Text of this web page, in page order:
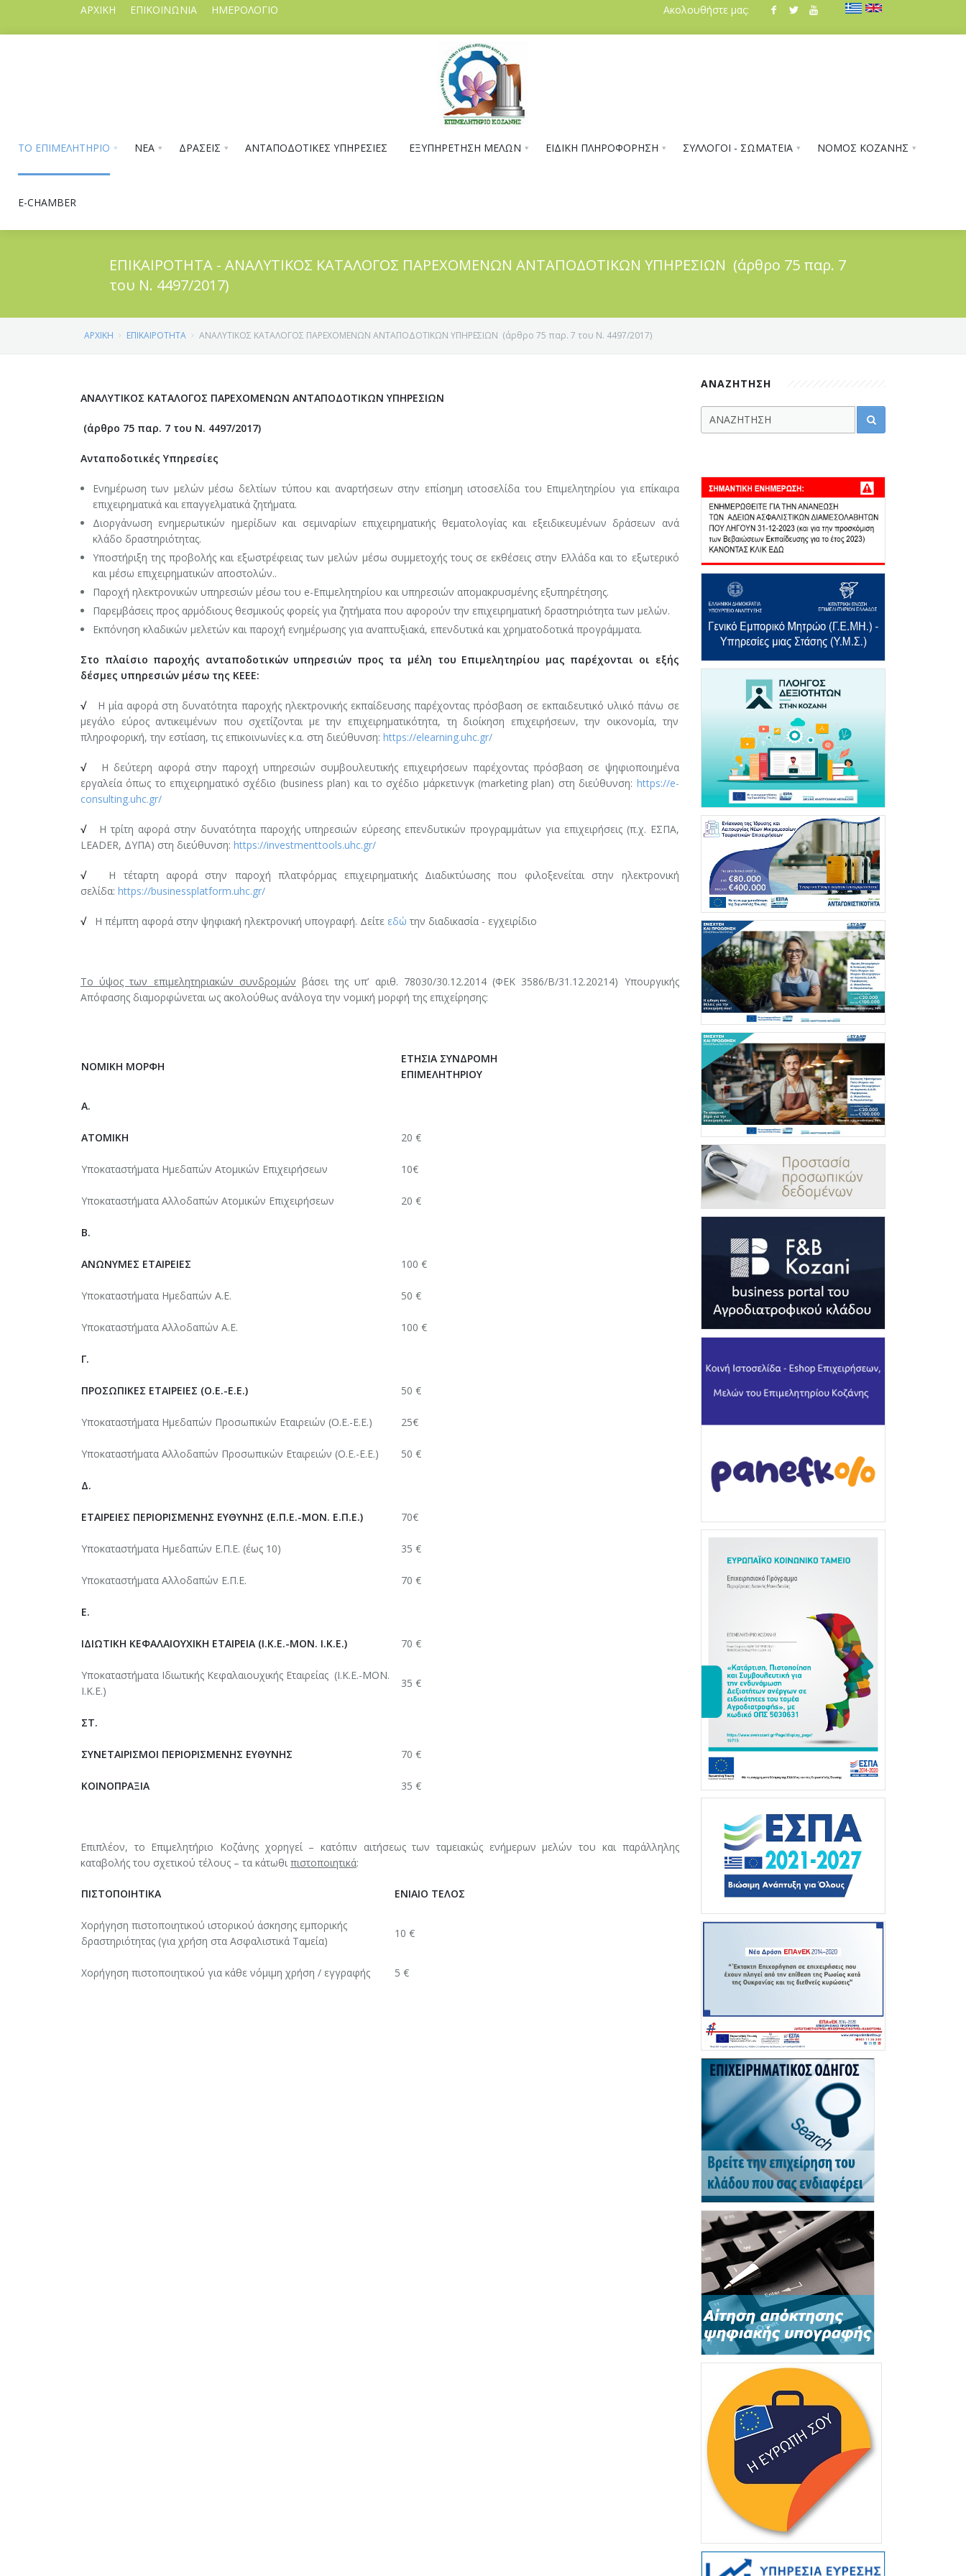
ΑΡΧΙΚΗ ΕΠΙΚΟΙΝΩΝΙΑ ΗΜΕΡΟΛΟΓΙΟ Ακολουθήστε μας:
ΤΟ ΕΠΙΜΕΛΗΤΗΡΙΟ ΝΕΑ ΔΡΑΣΕΙΣ ΑΝΤΑΠΟΔΟΤΙΚΕΣ ΥΠΗΡΕΣΙΕΣ ΕΞΥΠΗΡΕΤΗΣΗ ΜΕΛΩΝ ΕΙΔΙΚΗ ΠΛΗΡΟΦΟΡΗΣΗ ΣΥΛΛΟΓΟΙ - ΣΩΜΑΤΕΙΑ ΝΟΜΟΣ ΚΟΖΑΝΗΣ
E-CHAMBER
ΧΑΙΡΕΤΙΣΜΟΣ ΠΡΟΕΔΡΟΥ ΕΠΙΜΕΛΗΤΗΡΙΟΥ ΚΟΖΑΝΗΣ
ΦΩΤΟΓΡΑΦΙΕΣ ΕΠΙΜΕΛΗΤΗΡΙΟΥ Ν. ΚΟΖΑΝΗΣ
ΤΟ ΕΠΙΜΕΛΗΤΗΡΙΟ, ΤΑ ΠΡΟΙΟΝΤΑ ΜΑΣ, Ο ΤΟΠΟΣ ΜΑΣ
ΔΙΟΙΚΗΣΗ – ΟΡΓΑΝΩΤΙΚΗ ΔΟΜΗ
ΤΜΗΜΑΤΑ ΕΠΙΜΕΛΗΤΗΡΙΟΥ
ΣΚΟΠΟΣ - ΑΡΜΟΔΙΟΤΗΤΕΣ
ΑΦΙΕΡΩΜΑΤΑ
ΕΠΙΜΕΛΗΤΗΡΙΑΚΑ ΝΕΑ
ΕΦΗΜΕΡΙΔΑ ΕΠΙΜΕΛΗΤΗΡΙΟΥ
ΕΚΔΗΛΩΣΕΙΣ - ΗΜΕΡΙΔΕΣ
ΕΚΘΕΣΕΙΣ - ΕΠΙΧΕΙΡΗΜΑΤΙΚΕΣ ΑΠΟΣΤΟΛΕΣ
ΣΕΜΙΝΑΡΙΑ
ΕΡΓΑ ΚΑΙ ΠΡΟΓΡΑΜΜΑΤΑ
ΕΞΥΠΗΡΕΤΗΣΗ ΜΕΛΩΝ
ΑΣΦΑΛΙΣΤΕΣ-ΜΕΣΙΤΕΣ ΑΚΙΝΗΤΩΝ
Υπηρεσία Μιας Στάσης (ΥΜΣ)
Αναζήτηση Δεδομένων Γ.Ε.ΜΗ
Ιδιωτική Κεφαλαιουχική Εταιρεία (Ι.Κ.Ε.).
Αυτοαπογραφή Επιχειρήσεων στο Γ.Ε.Μ.Η.
ΕΙΔΙΚΗ ΠΛΗΡΟΦΟΡΗΣΗ
ΠΕΡΙΦΕΡΕΙΑ ΔΥΤΙΚΗΣ ΜΑΚΕΔΟΝΙΑΣ
ΠΕΡΙΦΕΡΕΙΑ ΔΥΤΙΚΗΣ ΜΑΚΕΔΟΝΙΑΣ
ΤΙ ΕΙΝΑΙ Η ΑΕΠΕ Ν. ΚΟΖΑΝΗΣ
ΔΗΜΙΟΥΡΓΙΑ ΔΩΡΕΑΝ ΙΣΤΟΣΕΛΙΔΑΣ ΓΙΑ ΤΑ ΜΕΛΗ ΤΟΥ ΕΒΕ ΚΟΖΑΝΗΣ
ΣΥΛΛΟΓΟΙ - ΣΩΜΑΤΕΙΑ
ΣΥΝΔΕΣΜΟΙ
ΟΜΟΣΠΟΝΔΙΕΣ
ΣΩΜΑΤΕΙΑ
ΣΥΛΛΟΓΟΙ
ΕΚΘΕΣΕΙΣ - ΕΠΙΧΕΙΡΗΜΑΤΙΚΕΣ ΑΠΟΣΤΟΛΕΣ
ΝΟΜΟΣ ΚΟΖΑΝΗΣ
Η ΕΠΙΧΕΙΡΗΜΑΤΙΚΟΤΗΤΑ ΣΤΟΝ ΝΟΜΟ
Ο ΝΟΜΟΣ ΚΟΖΑΝΗΣ
ΕΠΙΚΑΙΡΟΤΗΤΑ - ΑΝΑΛΥΤΙΚΟΣ ΚΑΤΑΛΟΓΟΣ ΠΑΡΕΧΟΜΕΝΩΝ ΑΝΤΑΠΟΔΟΤΙΚΩΝ ΥΠΗΡΕΣΙΩΝ (άρθρο 75 παρ. 7
του Ν. 4497/2017)
ΑΡΧΙΚΗ ΕΠΙΚΑΙΡΟΤΗΤΑ ΑΝΑΛΥΤΙΚΟΣ ΚΑΤΑΛΟΓΟΣ ΠΑΡΕΧΟΜΕΝΩΝ ΑΝΤΑΠΟΔΟΤΙΚΩΝ ΥΠΗΡΕΣΙΩΝ (άρθρο 75 παρ. 7 του Ν. 4497/2017)
ΑΝΑΛΥΤΙΚΟΣ ΚΑΤΑΛΟΓΟΣ ΠΑΡΕΧΟΜΕΝΩΝ ΑΝΤΑΠΟΔΟΤΙΚΩΝ ΥΠΗΡΕΣΙΩΝ
(άρθρο 75 παρ. 7 του Ν. 4497/2017)
Ανταποδοτικές Υπηρεσίες
Ενημέρωση των μελών μέσω δελτίων τύπου και αναρτήσεων στην επίσημη ιστοσελίδα του Επιμελητηρίου για επίκαιρα
επιχειρηματικά και επαγγελματικά ζητήματα.
Διοργάνωση ενημερωτικών ημερίδων και σεμιναρίων επιχειρηματικής θεματολογίας και εξειδικευμένων δράσεων ανά
κλάδο δραστηριότητας.
Υποστήριξη της προβολής και εξωστρέφειας των μελών μέσω συμμετοχής τους σε εκθέσεις στην Ελλάδα και το εξωτερικό
και μέσω επιχειρηματικών αποστολών..
Παροχή ηλεκτρονικών υπηρεσιών μέσω του e-Επιμελητηρίου και υπηρεσιών απομακρυσμένης εξυπηρέτησης.
Παρεμβάσεις προς αρμόδιους θεσμικούς φορείς για ζητήματα που αφορούν την επιχειρηματική δραστηριότητα των μελών.
Εκπόνηση κλαδικών μελετών και παροχή ενημέρωσης για αναπτυξιακά, επενδυτικά και χρηματοδοτικά προγράμματα.
Στο πλαίσιο παροχής ανταποδοτικών υπηρεσιών προς τα μέλη του Επιμελητηρίου μας παρέχονται οι εξής
δέσμες υπηρεσιών μέσω της ΚΕΕΕ:
√ Η μία αφορά στη δυνατότητα παροχής ηλεκτρονικής εκπαίδευσης παρέχοντας πρόσβαση σε εκπαιδευτικό υλικό πάνω σε
μεγάλο εύρος αντικειμένων που σχετίζονται με την επιχειρηματικότητα, τη διοίκηση επιχειρήσεων, την οικονομία, την
πληροφορική, την εστίαση, τις επικοινωνίες κ.α. στη διεύθυνση: https://elearning.uhc.gr/
√ H δεύτερη αφορά στην παροχή υπηρεσιών συμβουλευτικής επιχειρήσεων παρέχοντας πρόσβαση σε ψηφιοποιημένα
εργαλεία όπως το επιχειρηματικό σχέδιο (business plan) και το σχέδιο μάρκετινγκ (marketing plan) στη διεύθυνση: https://e-
consulting.uhc.gr/
√ H τρίτη αφορά στην δυνατότητα παροχής υπηρεσιών εύρεσης επενδυτικών προγραμμάτων για επιχειρήσεις (π.χ. ΕΣΠΑ,
LEADER, ΔΥΠΑ) στη διεύθυνση: https://investmenttools.uhc.gr/
√ H τέταρτη αφορά στην παροχή πλατφόρμας επιχειρηματικής Διαδικτύωσης που φιλοξενείται στην ηλεκτρονική
σελίδα: https://businessplatform.uhc.gr/
√ H πέμπτη αφορά στην ψηφιακή ηλεκτρονική υπογραφή. Δείτε εδώ την διαδικασία - εγχειρίδιο
Το ύψος των επιμελητηριακών συνδρομών βάσει της υπ’ αριθ. 78030/30.12.2014 (ΦΕΚ 3586/Β/31.12.20214) Υπουργικής
Απόφασης διαμορφώνεται ως ακολούθως ανάλογα την νομική μορφή της επιχείρησης:
ΝΟΜΙΚΗ ΜΟΡΦΗ
ΕΤΗΣΙΑ ΣΥΝΔΡΟΜΗ
ΕΠΙΜΕΛΗΤΗΡΙΟΥ
Α.
ΑΤΟΜΙΚΗ 20 €
Υποκαταστήματα Ημεδαπών Ατομικών Επιχειρήσεων 10€
Υποκαταστήματα Αλλοδαπών Ατομικών Επιχειρήσεων 20 €
Β.
ΑΝΩΝΥΜΕΣ ΕΤΑΙΡΕΙΕΣ 100 €
Υποκαταστήματα Ημεδαπών Α.Ε. 50 €
Υποκαταστήματα Αλλοδαπών Α.Ε. 100 €
Γ.
ΠΡΟΣΩΠΙΚΕΣ ΕΤΑΙΡΕΙΕΣ (Ο.Ε.-Ε.Ε.) 50 €
Υποκαταστήματα Ημεδαπών Προσωπικών Εταιρειών (Ο.Ε.-Ε.Ε.) 25€
Υποκαταστήματα Αλλοδαπών Προσωπικών Εταιρειών (Ο.Ε.-Ε.Ε.) 50 €
Δ.
ΕΤΑΙΡΕΙΕΣ ΠΕΡΙΟΡΙΣΜΕΝΗΣ ΕΥΘΥΝΗΣ (Ε.Π.Ε.-ΜΟΝ. Ε.Π.Ε.) 70€
Υποκαταστήματα Ημεδαπών Ε.Π.Ε. (έως 10) 35 €
Υποκαταστήματα Αλλοδαπών Ε.Π.Ε. 70 €
Ε.
ΙΔΙΩΤΙΚΗ ΚΕΦΑΛΑΙΟΥΧΙΚΗ ΕΤΑΙΡΕΙΑ (Ι.Κ.Ε.-ΜΟΝ. Ι.Κ.Ε.) 70 €
Υποκαταστήματα Ιδιωτικής Κεφαλαιουχικής Εταιρείας (Ι.Κ.Ε.-ΜΟΝ.
Ι.Κ.Ε.)
35 €
ΣΤ.
ΣΥΝΕΤΑΙΡΙΣΜΟΙ ΠΕΡΙΟΡΙΣΜΕΝΗΣ ΕΥΘΥΝΗΣ 70 €
ΚΟΙΝΟΠΡΑΞΙΑ 35 €
Επιπλέον, το Επιμελητήριο Κοζάνης χορηγεί – κατόπιν αιτήσεως των ταμειακώς ενήμερων μελών του και παράλληλης
καταβολής του σχετικού τέλους – τα κάτωθιπιστοποιητικά:
ΠΙΣΤΟΠΟΙΗΤΙΚΑ ΕΝΙΑΙΟ ΤΕΛΟΣ
Χορήγηση πιστοποιητικού ιστορικού άσκησης εμπορικής
δραστηριότητας (για χρήση στα Ασφαλιστικά Ταμεία)
10 €
Χορήγηση πιστοποιητικού για κάθε νόμιμη χρήση / εγγραφής 5 €
ΑΝΑΖΗΤΗΣΗ